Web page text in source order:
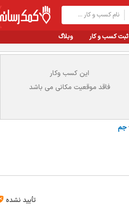
وبلاگ ثبت کسب و کار
این کسب وکار
فاقد موقعیت مکانی می باشد
جم
تأیید نشده